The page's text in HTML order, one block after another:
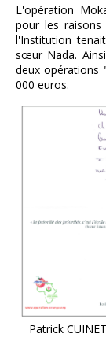
L'opération
pour les
l'Institution
sœur Nada.
deux opérations
000 euros.
Patrick